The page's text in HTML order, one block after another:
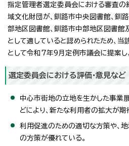
指定管理者選定委員会における審査の
域文化財団が、釧路市中央図書館、釧
部地区図書館、釧路市中部地区図書
として適していると認められたため、
として令和7年9月定例市議会に提案し
選定委員会における評価・意見など
中心市街地の立地を生かした事業
どにより、新たな利用者の拡大が期
利用促進のための適切な方策や、
の方策が優れている。